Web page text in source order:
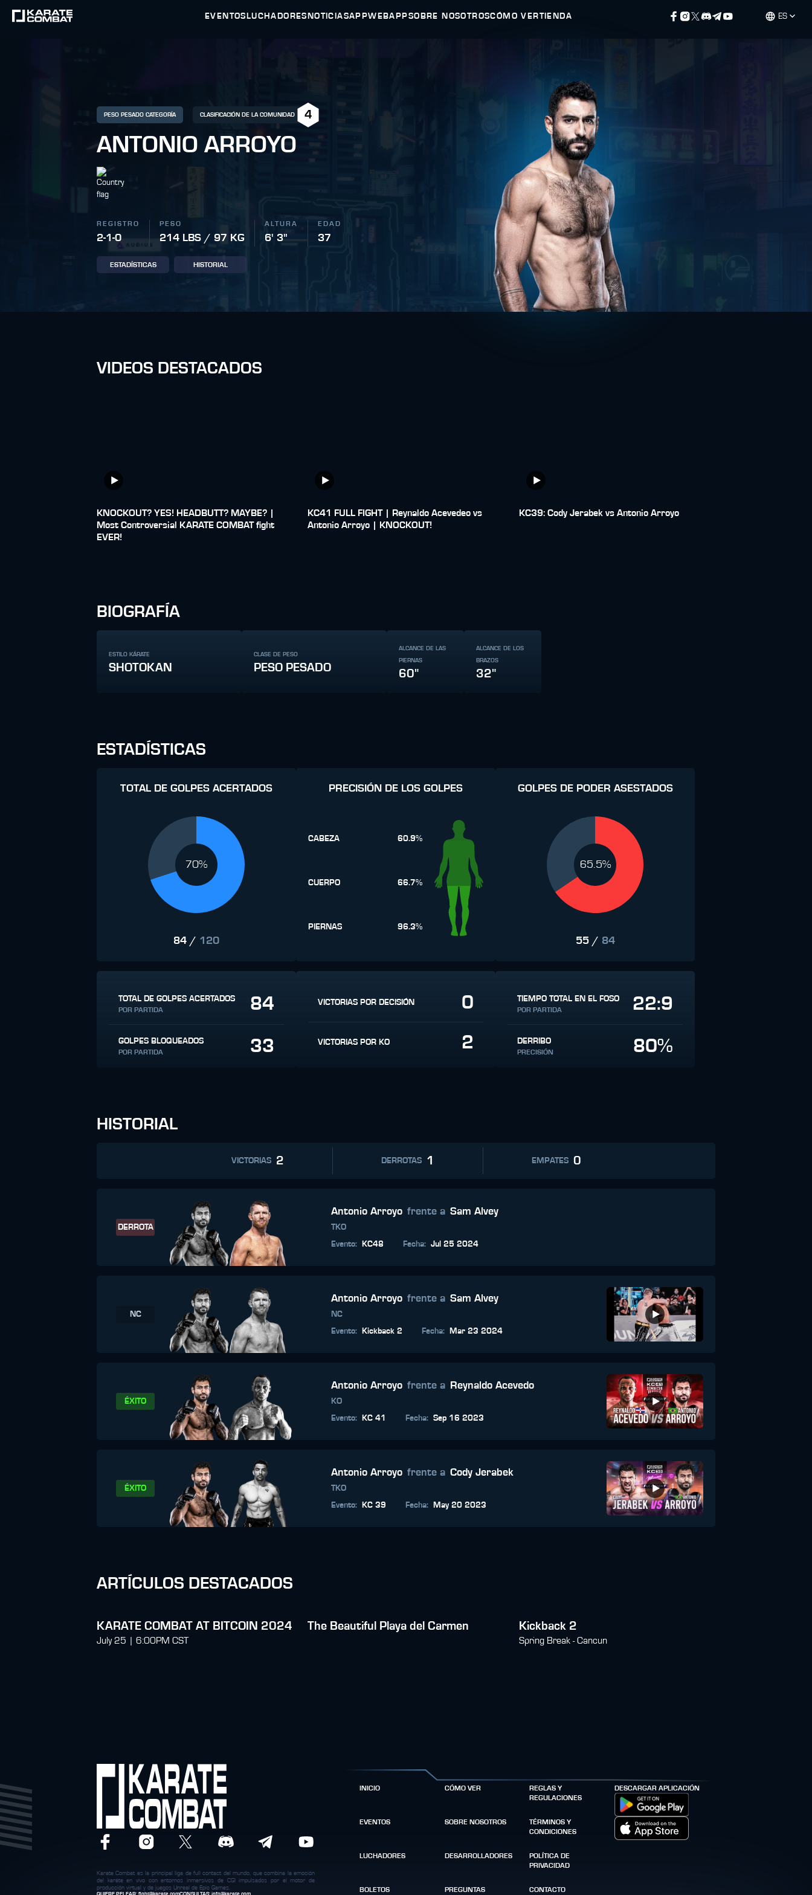
ES
EVENTOS LUCHADORES NOTICIASAPPWEBAPPSOBRE NOSOTROSCÓMO VERTIENDA
PESO PESADO CATEGORÍA CLASIFICACIÓN DE LA COMUNIDAD 4
ANTONIO ARROYO
REGISTRO
2-1-0
PESO
214 LBS / 97 KG
ALTURA
6' 3"
EDAD
37
ESTADÍSTICAS HISTORIAL
VIDEOS DESTACADOS
KNOCKOUT? YES! HEADBUTT? MAYBE? |
Most Controversial KARATE COMBAT fight
EVER!
KC41 FULL FIGHT | Reynaldo Acevedeo vs
Antonio Arroyo | KNOCKOUT!
KC39: Cody Jerabek vs Antonio Arroyo
BIOGRAFÍA
ESTILO KÁRATE
SHOTOKAN
CLASE DE PESO
PESO PESADO
ALCANCE DE LAS
PIERNAS
60"
ALCANCE DE LOS
BRAZOS
32"
ESTADÍSTICAS
TOTAL DE GOLPES ACERTADOS
70%
84 / 120
PRECISIÓN DE LOS GOLPES
CABEZA 60.9%
CUERPO 66.7%
PIERNAS 96.3%
GOLPES DE PODER ASESTADOS
65.5%
55/ 84
TOTAL DE GOLPES ACERTADOS
POR PARTIDA 84
GOLPES BLOQUEADOS
POR PARTIDA 33
VICTORIAS POR DECISIÓN 0
VICTORIAS POR KO 2
TIEMPO TOTAL EN EL FOSO
POR PARTIDA 22:9
DERRIBO
PRECISIÓN 80%
HISTORIAL
VICTORIAS 2 DERROTAS 1 EMPATES 0
DERROTA
Antonio Arroyo frente a Sam Alvey
TKO
Evento: KC48 Fecha: Jul 25 2024
NC
Antonio Arroyo frente a Sam Alvey
NC
Evento: Kickback 2 Fecha: Mar 23 2024
ÉXITO
Antonio Arroyo frente a Reynaldo Acevedo
KO
Evento: KC 41 Fecha: Sep 16 2023
ÉXITO
Antonio Arroyo frente a Cody Jerabek
TKO
Evento: KC 39 Fecha: May 20 2023
ARTÍCULOS DESTACADOS
KARATE COMBAT AT BITCOIN 2024
July 25 | 6:00PM CST
The Beautiful Playa del Carmen Kickback 2
Spring Break - Cancun
INICIO
EVENTOS
LUCHADORES
BOLETOS
CÓMO VER
SOBRE NOSOTROS
DESARROLLADORES
PREGUNTAS
REGLAS Y
REGULACIONES
TÉRMINOS Y
CONDICIONES
POLÍTICA DE
PRIVACIDAD
CONTACTO
DESCARGAR APLICACIÓN
Karate Combat es la principal liga de full contact del mundo, que combina la emoción
del karáte en vivo con entornos inmersivos de CGI impulsados por el motor de
producción virtual y de juegos Unreal de Epic Games.